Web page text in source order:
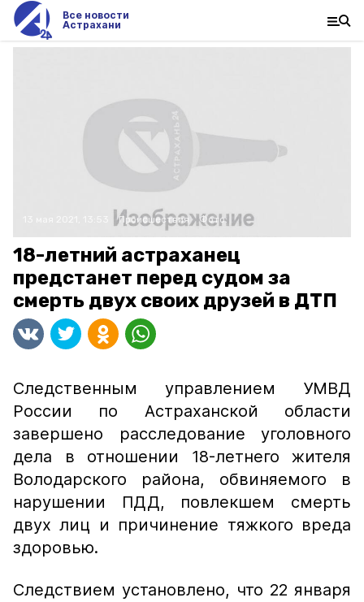
Все новости
Астрахани
Происшествия Фото:
18-летний астраханец
предстанет перед судом за
смерть двух своих друзей в ДТП
Следственным управлением УМВД
России по Астраханской области
завершено расследование уголовного
дела в отношении 18-летнего жителя
Володарского района, обвиняемого в
нарушении ПДД, повлекшем смерть
двух лиц и причинение тяжкого вреда
здоровью.
Следствием установлено, что 22 января